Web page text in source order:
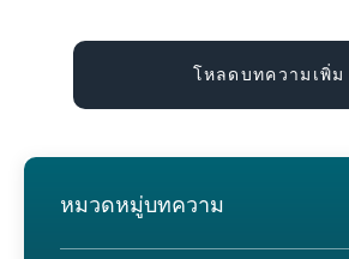
โหลดบทความเพิ่ม
หมวดหมู่บทความ